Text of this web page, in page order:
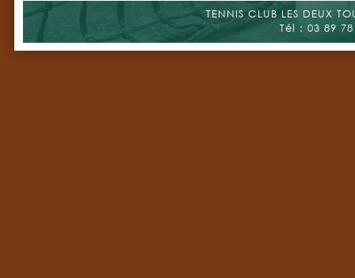
TENNIS CLUB LES DEUX
Tél : 03 89